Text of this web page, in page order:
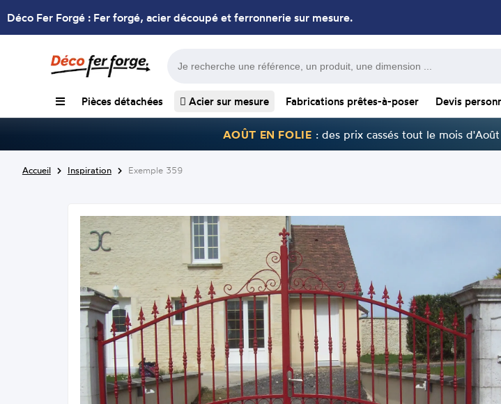
Déco Fer Forgé : Fer forgé, acier découpé et ferronnerie sur mesure.
Pièces détachées Acier sur mesure Fabrications prêtes-à-poser Devis
AOÛT EN FOLIE : des prix cassés tout le mois
Accueil Inspiration Exemple 359